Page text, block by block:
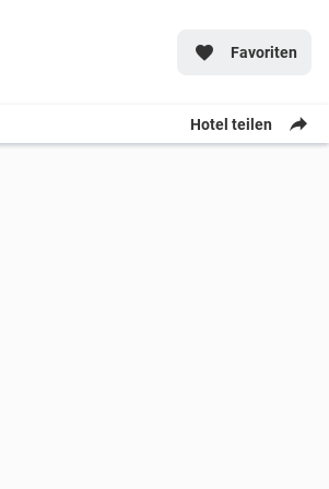
Favoriten
Hotel teilen